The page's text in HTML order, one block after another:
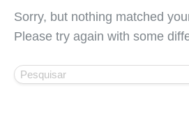
Sorry, but nothing matched
Please try again with some